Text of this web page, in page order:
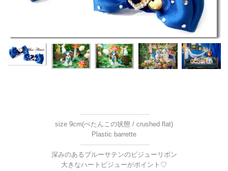
----------------------------------
size 9cm(ぺたんこの状態 / crushed flat)
Plastic barrette
----------------------------------
深みのあるブルーサテンのビジューリボン
大きなハートビジューがポイント♡